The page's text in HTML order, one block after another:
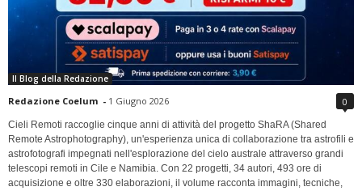
Il Blog della Redazione
Redazione Coelum - 1 Giugno 2026 0
Cieli Remoti raccoglie cinque anni di attività del progetto ShaRA (Shared
Remote Astrophotography), un'esperienza unica di collaborazione tra astrofili e
astrofotografi impegnati nell'esplorazione del cielo australe attraverso grandi
telescopi remoti in Cile e Namibia. Con 22 progetti, 34 autori, 493 ore di
acquisizione e oltre 330 elaborazioni, il volume racconta immagini, tecniche,